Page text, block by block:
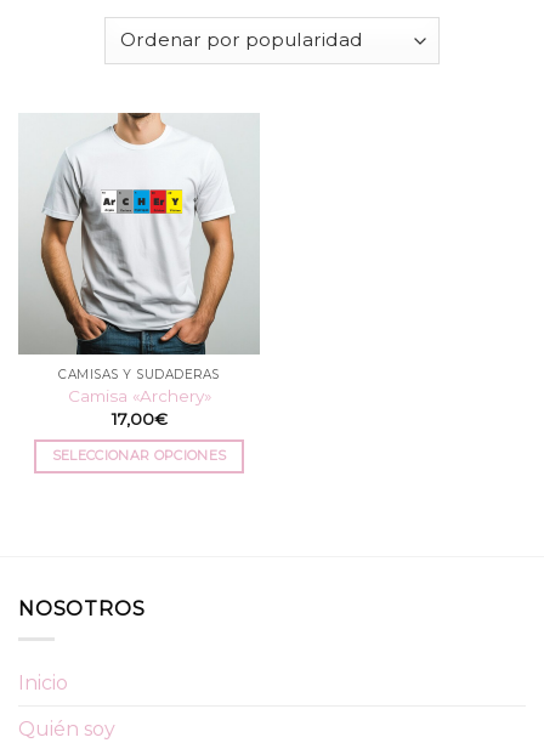
CAMISAS Y SUDADERAS
Camisa «Archery»
17,00€
SELECCIONAR OPCIONES
Las
NOSOTROS
Inicio
Quién soy